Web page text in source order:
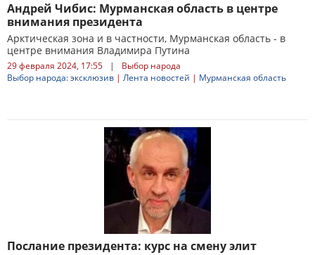
Андрей Чибис: Мурманская область в центре
внимания президента
Арктическая зона и в частности, Мурманская область - в
центре внимания Владимира Путина
29 февраля 2024, 17:55 |
Выбор народа
Выбор народа: эксклюзив | Лента новостей | Мурманская область
Послание президента: курс на смену элит